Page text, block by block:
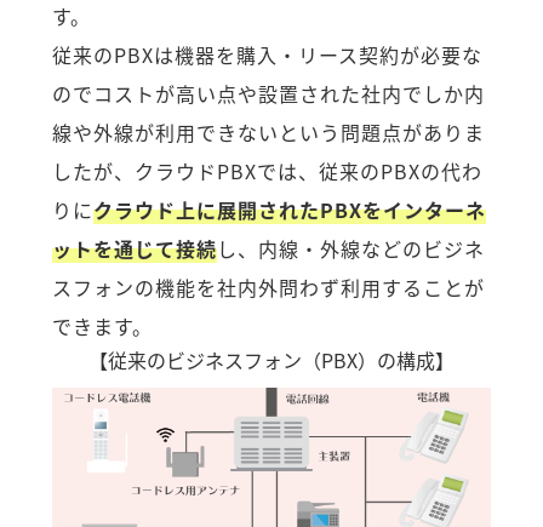
す。
従来のPBXは機器を購入・リース契約が必要な
のでコストが高い点や設置された社内でしか内
線や外線が利用できないという問題点がありま
したが、クラウドPBXでは、従来のPBXの代わ
りにクラウド上に展開されたPBXをインターネ
ットを通じて接続し、内線・外線などのビジネ
スフォンの機能を社内外問わず利用することが
できます。
【従来のビジネスフォン（PBX）の構成】